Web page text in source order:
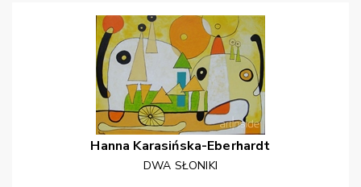
Hanna Karasińska-Eberhardt
DWA SŁONIKI